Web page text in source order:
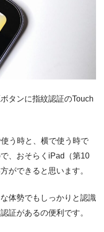
タンに指紋認証のTouch
う時と、横で使う時で
、おそらくiPad（第10
ができると思います。
体勢でもしっかりと認識
証があるの便利です。